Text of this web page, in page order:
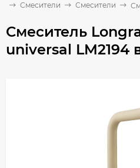
Смесители Смесители
Смеситель
universal LM2194